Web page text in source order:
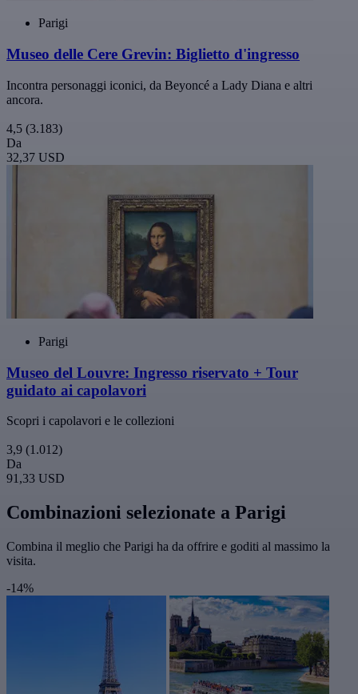
Parigi
Museo delle Cere Grevin: Biglietto d'ingresso
Incontra personaggi iconici, da Beyoncé a Lady Diana e altri
ancora.
4,5 (3.183)
Da
32,37 USD
Parigi
Museo del Louvre: Ingresso riservato + Tour
guidato ai capolavori
Scopri i capolavori e le collezioni
3,9 (1.012)
Da
91,33 USD
Combinazioni selezionate a Parigi
Combina il meglio che Parigi ha da offrire e goditi al massimo la
visita.
-14%